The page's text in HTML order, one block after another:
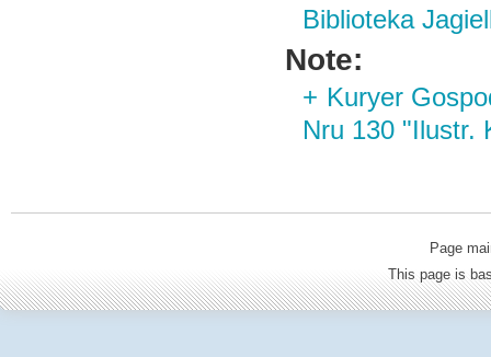
Biblioteka
Note:
+ Kuryer
Nru 130 "Ilustr.
Page
This page is